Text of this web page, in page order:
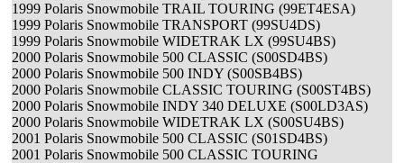
1999 Polaris Snowmobile TRAIL TOURING (99ET4ESA)
1999 Polaris Snowmobile TRANSPORT (99SU4DS)
1999 Polaris Snowmobile WIDETRAK LX (99SU4BS)
2000 Polaris Snowmobile 500 CLASSIC (S00SD4BS)
2000 Polaris Snowmobile 500 INDY (S00SB4BS)
2000 Polaris Snowmobile CLASSIC TOURING (S00ST4BS)
2000 Polaris Snowmobile INDY 340 DELUXE (S00LD3AS)
2000 Polaris Snowmobile WIDETRAK LX (S00SU4BS)
2001 Polaris Snowmobile 500 CLASSIC (S01SD4BS)
2001 Polaris Snowmobile 500 CLASSIC TOURING